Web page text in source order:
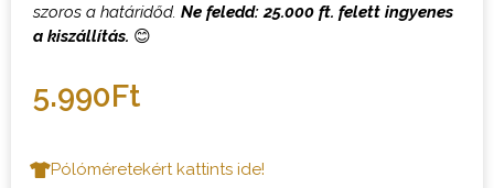
szoros a határidőd. Ne feledd: 25.000 ft. felett ingyenes
a kiszállítás. 😊
5.990Ft
Pólóméretekért kattints ide!